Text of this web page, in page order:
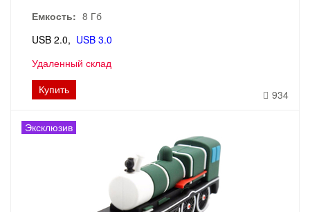
Емкость: 8 Гб
USB 2.0
USB 3.0
Удаленный склад
Купить
934
Эксклюзив